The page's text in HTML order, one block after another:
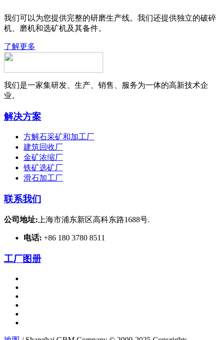
我们可以为您提供完整的研磨生产线。我们还提供独立的破碎
机、磨机和选矿机及其备件。
了解更多
我们是一家集研发、生产、销售、服务为一体的高新技术企
业。
解决方案
方解石采矿和加工厂
建筑回收厂
金矿浓缩厂
铁矿选矿厂
滑石加工厂
联系我们
公司地址: 上海市浦东新区高科东路1688号.
电话: +86 180 3780 8511
工厂图册